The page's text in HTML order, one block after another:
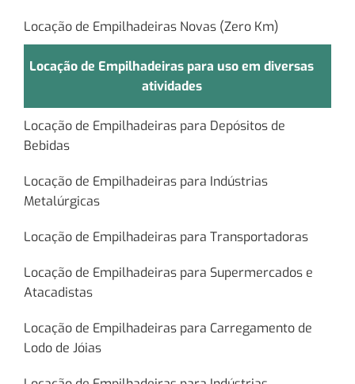
Locação de Empilhadeiras Novas (Zero Km)
Locação de Empilhadeiras para uso em diversas
atividades
Locação de Empilhadeiras para Depósitos de
Bebidas
Locação de Empilhadeiras para Indústrias
Metalúrgicas
Locação de Empilhadeiras para Transportadoras
Locação de Empilhadeiras para Supermercados e
Atacadistas
Locação de Empilhadeiras para Carregamento de
Lodo de Jóias